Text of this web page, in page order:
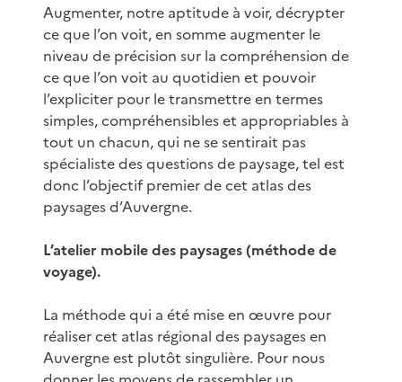
Augmenter, notre aptitude à voir, décrypter
ce que l’on voit, en somme augmenter le
niveau de précision sur la compréhension de
ce que l’on voit au quotidien et pouvoir
l’expliciter pour le transmettre en termes
simples, compréhensibles et appropriables à
tout un chacun, qui ne se sentirait pas
spécialiste des questions de paysage, tel est
donc l’objectif premier de cet atlas des
paysages d’Auvergne.
L’atelier mobile des paysages (méthode de
voyage).
La méthode qui a été mise en œuvre pour
réaliser cet atlas régional des paysages en
Auvergne est plutôt singulière. Pour nous